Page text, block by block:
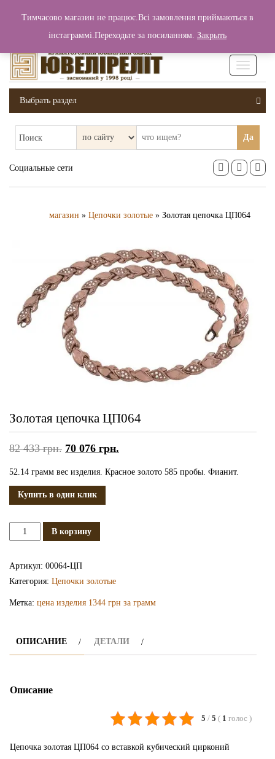
Вход / Регистрация 0 грн.
Выбрать раздел
Поиск Да
Социальные сети
магазин » Цепочки золотые » Золотая цепочка ЦП064
Золотая цепочка ЦП064
82 433грн. 70 076 грн.
52.14 грамм вес изделия. Красное золото 585 пробы. Фианит.
Купить в один клик
КоличествоВ корзину
Артикул: 00064-ЦП
Категория: Цепочки золотые
Метка: цена изделия 1344 грн за грамм
ОПИСАНИЕ ДЕТАЛИ
Описание
5 / 5 ( 1 голос )
Цепочка золотая ЦП064 со вставкой кубический цирконий
Тимчасово магазин не працює.Всі замовлення приймаються в
інстаграммі.Переходьте за посиланням. Закрыть